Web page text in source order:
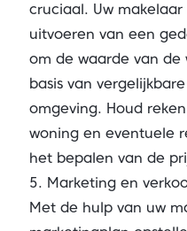
cruciaal. Uw
uitvoeren van een
om de waarde van
basis van
omgeving. Houd
woning en eventuele
het bepalen van de
5. Marketing en
Met de hulp van uw